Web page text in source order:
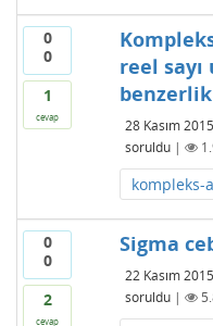
0
0
1
cevap
reel sayı
benzerlik
28 Kasım 2015
soruldu |
kompleks-
0
0
2
cevap
Sigma
22 Kasım 2015
soruldu |